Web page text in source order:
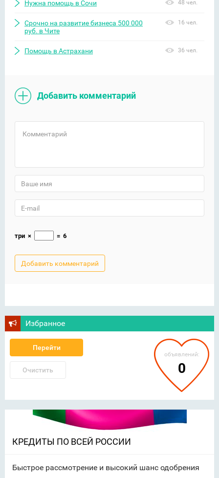
Нужна помощь в Сочи 48 чел.
Срочно на развитие бизнеса 500 000
руб. в Чите
16 чел.
Помощь в Астрахани 36 чел.
Добавить комментарий
три × = 6
Избранное
Перейти
Очистить
объявлений:
0
КРЕДИТЫ ПО ВСЕЙ РОССИИ
Быстрое рассмотрение и высокий шанс одобрения